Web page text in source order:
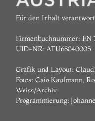
Für den Inhalt
Firmenbuchnummer: FN
UID-NR: ATU68040005
Grafik und Layout:
Fotos: Caio Kaufmann,
Weiss/Archiv
Programmierung: